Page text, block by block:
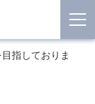
指しておりま